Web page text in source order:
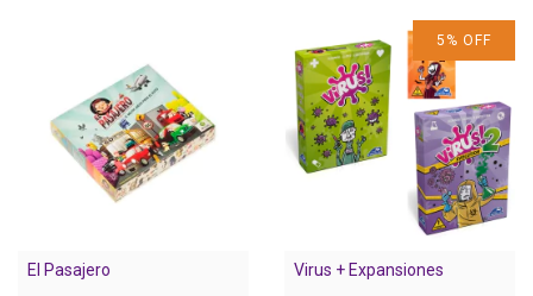
El Pasajero
5 % OFF
Virus + Expansiones